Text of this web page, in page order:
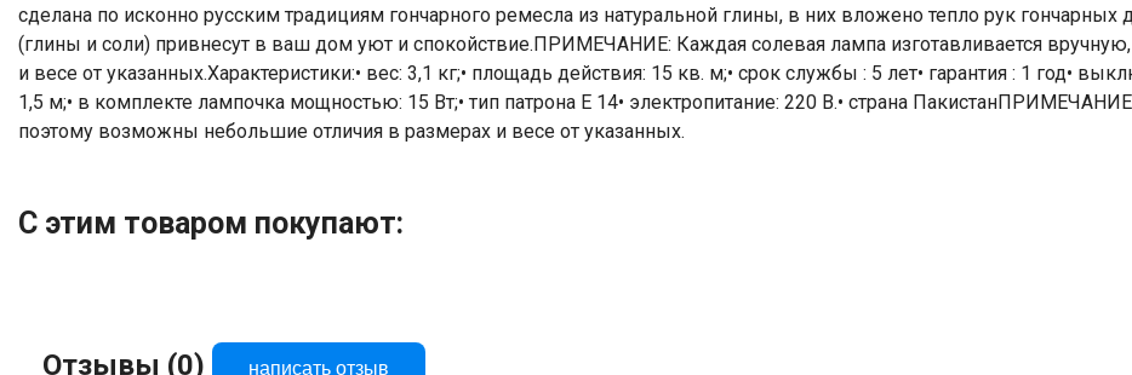
сделана по исконно русским традициям гончарного ремесла из натуральной глины, в них вложено тепло рук
(глины и соли) привнесут в ваш дом уют и спокойствие.ПРИМЕЧАНИЕ: Каждая солевая лампа изготавливается
и весе от указанных.Характеристики:• вес: 3,1 кг;• площадь действия: 15 кв. м;• срок службы : 5 лет• гарантия : 1 год•
1,5 м;• в комплекте лампочка мощностью: 15 Вт;• тип патрона Е 14• электропитание: 220 В.• страна
поэтому возможны небольшие отличия в размерах и весе от указанных.
С этим товаром покупают:
Отзывы (0) написать отзыв